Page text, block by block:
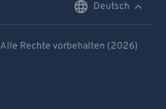
Deutsch
Alle Rechte vorbehalten (2026)